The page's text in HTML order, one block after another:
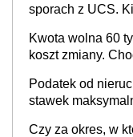
sporach z UCS.
Kwota wolna 60
koszt zmiany.
Podatek od
stawek
prowadzeniem
Czy za okres, w